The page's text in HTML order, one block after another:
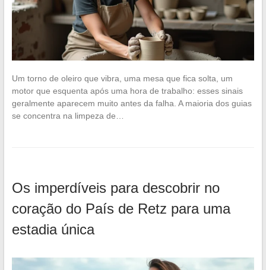
Um torno de oleiro que vibra, uma mesa que fica solta, um
motor que esquenta após uma hora de trabalho: esses sinais
geralmente aparecem muito antes da falha. A maioria dos guias
se concentra na limpeza de…
Os imperdíveis para descobrir no
coração do País de Retz para uma
estadia única